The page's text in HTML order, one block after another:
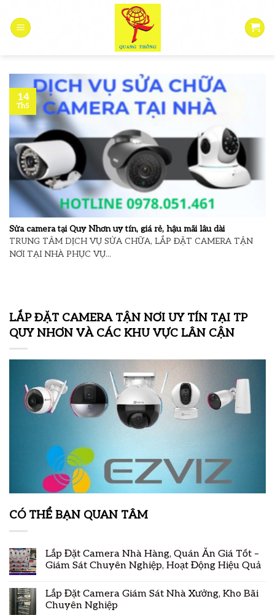
content
Sửa camera tại Quy Nhơn uy tín, giá rẻ, hậu mãi lâu dài
TRUNG TÂM DỊCH VỤ SỬA CHỮA, LẮP ĐẶT CAMERA TẬN
NƠI TẠI NHÀ PHỤC VỤ...
14
Th5
LẮP ĐẶT CAMERA TẬN NƠI UY TÍN TẠI TP
QUY NHƠN VÀ CÁC KHU VỰC LÂN CẬN
CÓ THỂ BẠN QUAN TÂM
Lắp Đặt Camera Nhà Hàng, Quán Ăn Giá Tốt –
Giám Sát Chuyên Nghiệp, Hoạt Động Hiệu Quả
Lắp Đặt Camera Giám Sát Nhà Xưởng, Kho Bãi
Chuyên Nghiệp